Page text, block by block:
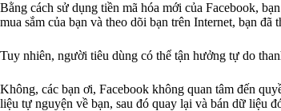
Bằng cách sử dụng tiền mã hóa mới của Facebook,
mua sắm của bạn và theo dõi bạn trên Internet, bạn
Tuy nhiên, người tiêu dùng có thể tận hưởng tự do
Không, các bạn ơi, Facebook không quan tâm đến
liệu tự nguyện về bạn, sau đó quay lại và bán dữ liệu